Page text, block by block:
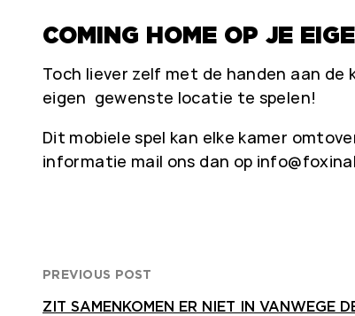
COMING HOME OP JE
Toch liever zelf met de handen aan de
eigen gewenste locatie te spelen!
Dit mobiele spel kan elke kamer
informatie mail ons dan op
PREVIOUS POST
ZIT SAMENKOMEN ER NIET IN VANWEGE